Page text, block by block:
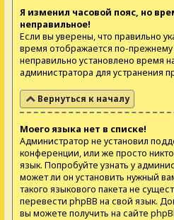
Я изменил часовой пояс, но
неправильное!
Если вы уверены, что правильно
время отображается по-прежнему
неправильно установлено время
администратора для устранения
Вернуться к началу
Моего языка нет в списке!
Администратор не установил
конференции, или же просто
язык. Попробуйте узнать у
может ли он установить нужный
такого языкового пакета не
перевести phpBB на свой язык.
вы можете получить на сайте